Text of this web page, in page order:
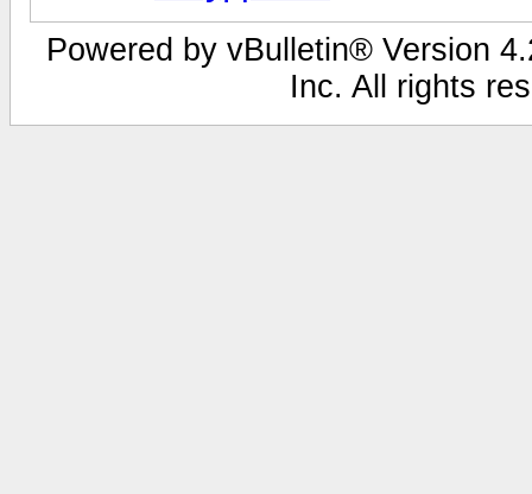
Powered by vBulletin® Version
Inc. All rights